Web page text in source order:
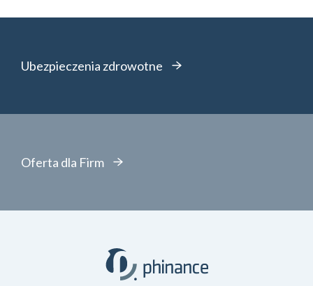
Ubezpieczenia zdrowotne
Oferta dla Firm